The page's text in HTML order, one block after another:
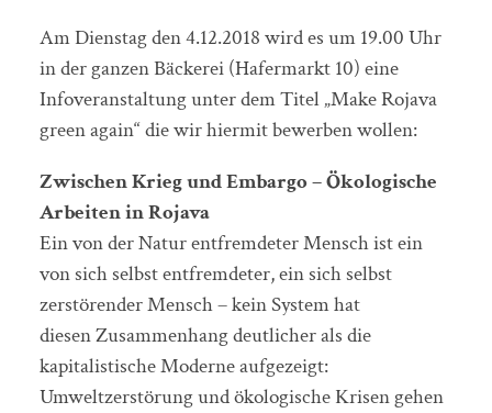
Am Dienstag den 4.12.2018 wird es um 19.00 Uhr
in der ganzen Bäckerei (Hafermarkt 10) eine
Infoveranstaltung unter dem Titel „Make Rojava
green again“ die wir hiermit bewerben wollen:
Zwischen Krieg und Embargo – Ökologische
Arbeiten in Rojava
Ein von der Natur entfremdeter Mensch ist ein
von sich selbst entfremdeter, ein sich selbst
zerstörender Mensch – kein System hat
diesen Zusammenhang deutlicher als die
kapitalistische Moderne aufgezeigt:
Umweltzerstörung und ökologische Krisen gehen